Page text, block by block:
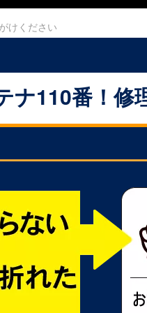
けください
ナ110番！修